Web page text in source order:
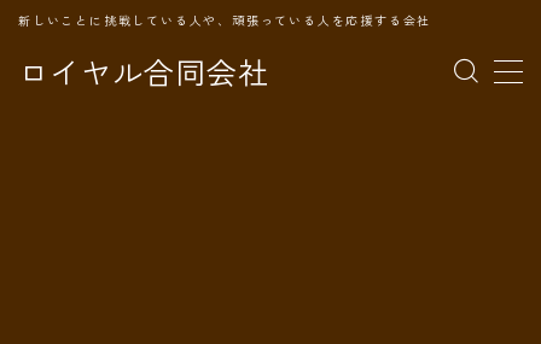
ロイヤル合同会社
新しいことに挑戦している人や、頑張っている人を応援する会社
MENU